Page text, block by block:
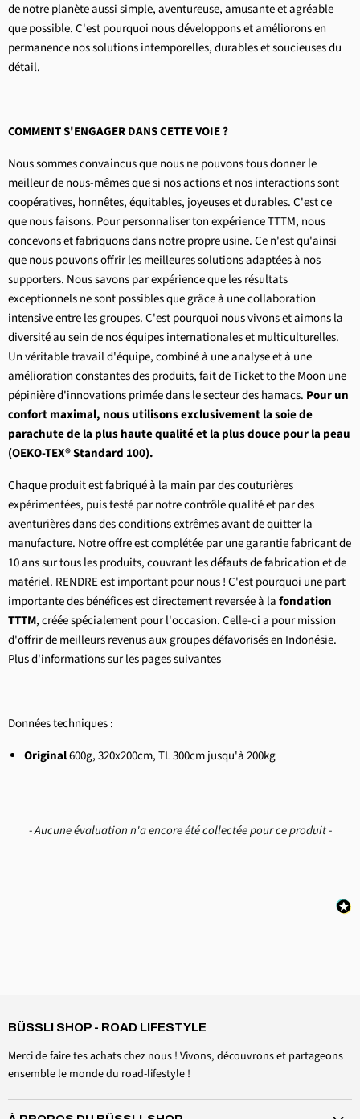
de notre planète aussi simple, aventureuse, amusante et agréable
que possible. C'est pourquoi nous développons et améliorons en
permanence nos solutions intemporelles, durables et soucieuses du
détail.
COMMENT S'ENGAGER DANS CETTE VOIE ?
Nous sommes convaincus que nous ne pouvons tous donner le
meilleur de nous-mêmes que si nos actions et nos interactions sont
coopératives, honnêtes, équitables, joyeuses et durables. C'est ce
que nous faisons. Pour personnaliser ton expérience TTTM, nous
concevons et fabriquons dans notre propre usine. Ce n'est qu'ainsi
que nous pouvons offrir les meilleures solutions adaptées à nos
supporters. Nous savons par expérience que les résultats
exceptionnels ne sont possibles que grâce à une collaboration
intensive entre les groupes. C'est pourquoi nous vivons et aimons la
diversité au sein de nos équipes internationales et multiculturelles.
Un véritable travail d'équipe, combiné à une analyse et à une
amélioration constantes des produits, fait de Ticket to the Moon une
pépinière d'innovations primée dans le secteur des hamacs. Pour un
confort maximal, nous utilisons exclusivement la soie de
parachute de la plus haute qualité et la plus douce pour la peau
(OEKO-TEX® Standard 100).
Chaque produit est fabriqué à la main par des couturières
expérimentées, puis testé par notre contrôle qualité et par des
aventurières dans des conditions extrêmes avant de quitter la
manufacture. Notre offre est complétée par une garantie fabricant de
10 ans sur tous les produits, couvrant les défauts de fabrication et de
matériel. RENDRE est important pour nous ! C'est pourquoi une part
importante des bénéfices est directement reversée à lafondation
TTTM, créée spécialement pour l'occasion. Celle-ci a pour mission
d'offrir de meilleurs revenus aux groupes défavorisés en Indonésie.
Plus d'informations sur les pages suivantes
Données techniques :
Original600g, 320x200cm, TL 300cm jusqu'à 200kg
- Aucune évaluation n'a encore été collectée pour ce produit -
New content loaded
BÜSSLI SHOP - ROAD LIFESTYLE
Merci de faire tes achats chez nous ! Vivons, découvrons et partageons
ensemble le monde du road-lifestyle !
Daniel Aeschbach
Accessoires casquette de toit Kit de serrage pare-brise
Tout est parfait, comme prévu
Utile ? Oui Partager
Twitter
Suisse, le 6 août 2026